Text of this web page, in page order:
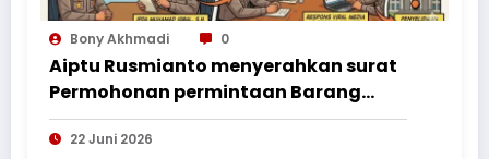
Bony Akhmadi 0
Aiptu Rusmianto menyerahkan surat
Permohonan permintaan Barang
Bukti ke Polres Kayong Utara
22 Juni 2026